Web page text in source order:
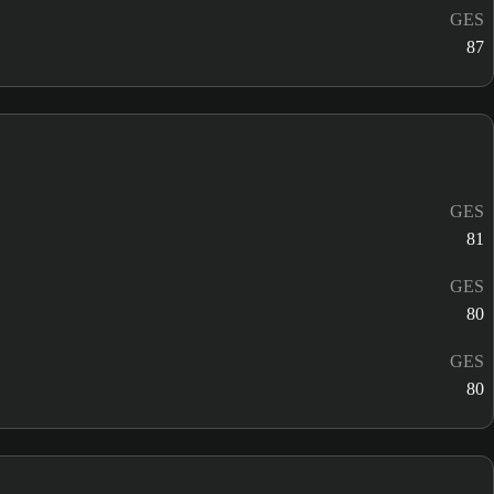
GES
87
GES
81
GES
80
GES
80